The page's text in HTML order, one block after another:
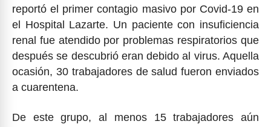
reportó el primer contagio masivo por Covid-19 en
el Hospital Lazarte. Un paciente con insuficiencia
renal fue atendido por problemas respiratorios que
después se descubrió eran debido al virus. Aquella
ocasión, 30 trabajadores de salud fueron enviados
a cuarentena.
De este grupo, al menos 15 trabajadores aún